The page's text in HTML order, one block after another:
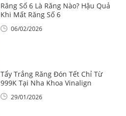
Răng Số 6 Là Răng Nào? Hậu Quả
Khi Mất Răng Số 6
06/02/2026
Tẩy Trắng Răng Đón Tết Chỉ Từ
999K Tại Nha Khoa Vinalign
29/01/2026